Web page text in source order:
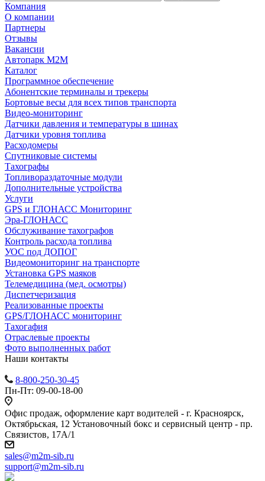
Компания
О компании
Партнеры
Отзывы
Вакансии
Автопарк М2М
Каталог
Программное обеспечение
Абонентские терминалы и трекеры
Бортовые весы для всех типов транспорта
Видео-мониторинг
Датчики давления и температуры в шинах
Датчики уровня топлива
Расходомеры
Спутниковые системы
Тахографы
Топливораздаточные модули
Дополнительные устройства
Услуги
GPS и ГЛОНАСС Мониторинг
Эра-ГЛОНАСС
Обслуживание тахографов
Контроль расхода топлива
УОС под ДОПОГ
Видеомониторинг на транспорте
Установка GPS маяков
Телемедицина (мед. осмотры)
Диспетчеризация
Реализованные проекты
GPS/ГЛОНАСС мониторинг
Тахогафия
Отраслевые проекты
Фото выполненных работ
Наши контакты
8-800-250-30-45
Пн-Пт: 09-00-18-00
Офис продаж, оформление карт водителей - г. Красноярск,
Октябрьская, 12 Установочный бокс и сервисный центр - пр.
Связистов, 17А/1
sales@m2m-sib.ru
support@m2m-sib.ru